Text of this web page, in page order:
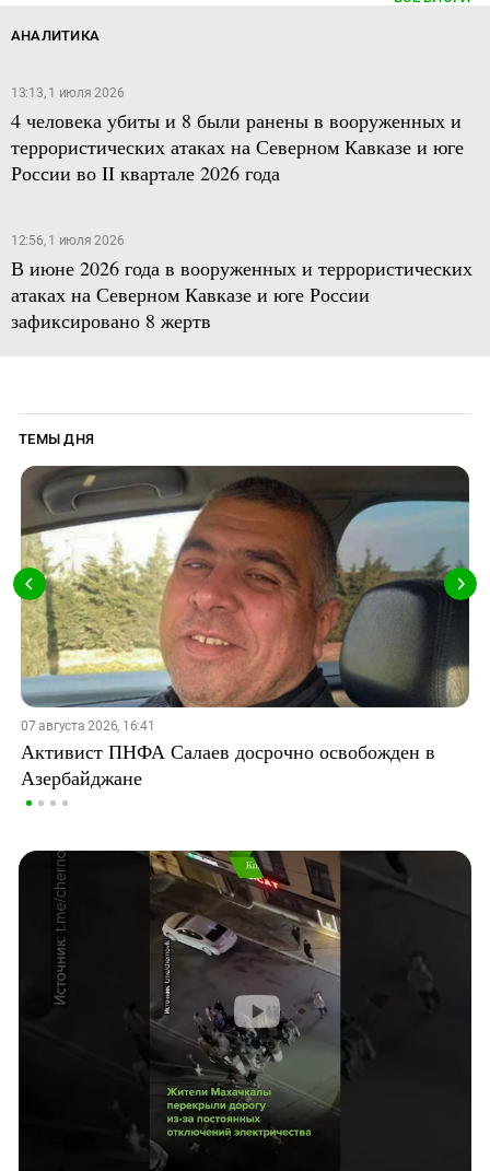
АНАЛИТИКА
13:13, 1 июля 2026
4 человека убиты и 8 были ранены в вооруженных и
террористических атаках на Северном Кавказе и юге
России во II квартале 2026 года
12:56, 1 июля 2026
В июне 2026 года в вооруженных и террористических
атаках на Северном Кавказе и юге России
зафиксировано 8 жертв
ТЕМЫ ДНЯ
07 августа 2026, 16:41
Активист ПНФА Салаев досрочно освобожден в
Азербайджане